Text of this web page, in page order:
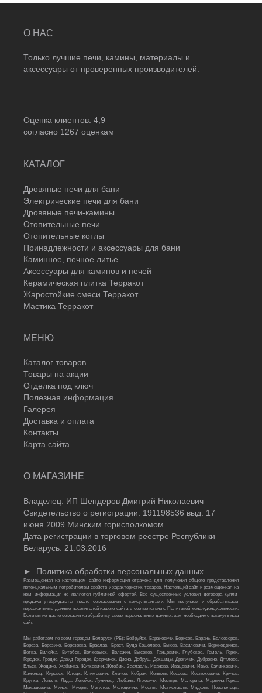
О НАС
Только лучшие печи, камины, материалы и
аксессуары от проверенных производителей.
Оценка клиентов: 4,9
согласно 1267 оценкам
КАТАЛОГ
Дровяные печи для бани
Электрические печи для бани
Дровяные печи-камины
Отопительные печи
Отопительные котлы
Принадлежности и аксессуары для бани
Каминное, печное литье
Аксессуары для каминов и печей
Керамическая плитка Терракот
Жаростойкие смеси Терракот
Мастика Терракот
МЕНЮ
Каталог товаров
Товары на акции
Отделка под ключ
Полезная информация
Галерея
Доставка и оплата
Контакты
Карта сайта
О МАГАЗИНЕ
Владелец: ИП Шендеров Дмитрий Николаевич
Свидетельство о регистрации: 191198536 выд. 17
июня 2009 Минским горисполкомом
Дата регистрации в торговом реестре Республики
Беларусь: 21.03.2016
► Политика обработки персональных данных
Размещенная на настоящем сайте информация отражена для получения общего представления
потенциальным потребителем свойств и характеристик товаров. Настоящий сайт и размещенная на
нем информация не является публичной офертой. Все существенные условия договора купли-
продажи утверждаются после согласования с консультантами. Мы получаем и обрабатываем
персональные данные посетителей нашего сайта в соответствии с Политикой конфиденциальности.
Если вы не даете согласия на обработку своих персональных данных, вам необходимо покинуть наш
сайт.
Мы работаем по всем городам Беларуси (РБ): Бобруйск, Барановичи, Борисов, Барань, Белоозерск,
Береза, Березино, Березовка, Браслав, Брест, Буда-Кошелево, Быхов, Василевичи, Верхнедвинск,
Ветка, Вилейка, Витебск, Волковыск, Воложин, Высокое, Ганцевичи, Глубокое, Гомель, Горки,
Городок, Гродно, Давид-Городок, Дзержинск, Дисна, Добруш, Докшицы, Дрогичин, Дубровно, Дятлово,
Ельск, Жодино, Жабинка, Житковичи, Жлобин, Заславль, Иваново, Ивацевичи, Ивье, Калинковичи,
Каменец, Кировск, Клецк, Климовичи, Кличев, Кобрин, Копыль, Коссово, Костюковичи, Кричев,
Крупки, Лепель, Лида, Логойск, Лунинец, Любань, Ляховичи, Мозырь, Малорита, Марьина Горка,
Микашевичи, Минск, Миоры, Могилев, Молодечно, Мосты, Мстиславль, Мядель, Новополоцк,